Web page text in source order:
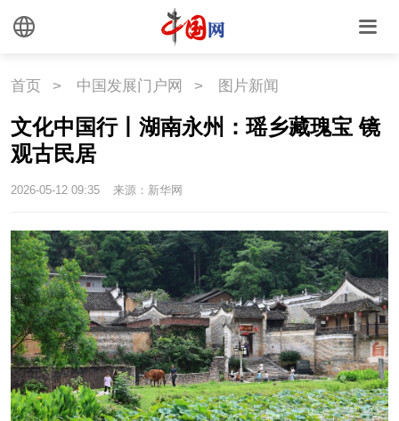
首页 > 中国发展门户网 > 图片新闻
文化中国行丨湖南永州：瑶乡藏瑰宝 镜
观古民居
2026-05-12 09:35 来源：新华网